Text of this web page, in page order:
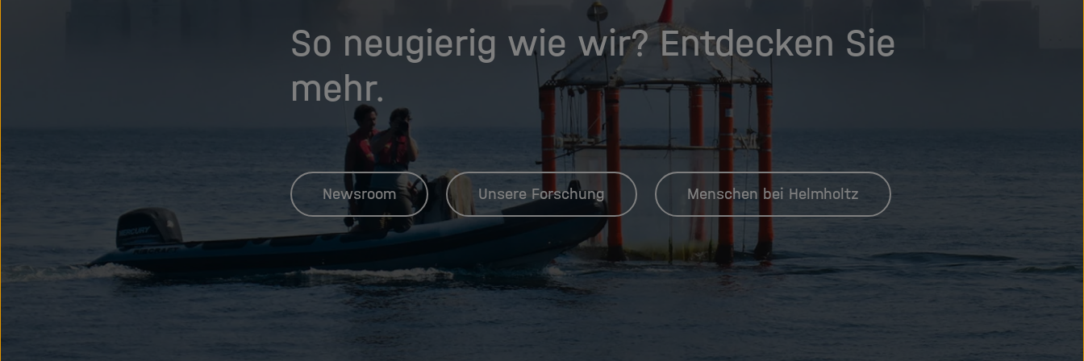
So neugierig wie wir? Entdecken Sie
mehr.
Newsroom Unsere Forschung Menschen bei Helmholtz